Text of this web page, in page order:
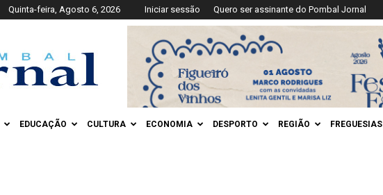
Quinta-feira, Agosto 6, 2026 Iniciar sessão Quero ser assinante do Pombal Jornal
EDUCAÇÃO CULTURA ECONOMIA DESPORTO REGIÃO FREGUESIAS